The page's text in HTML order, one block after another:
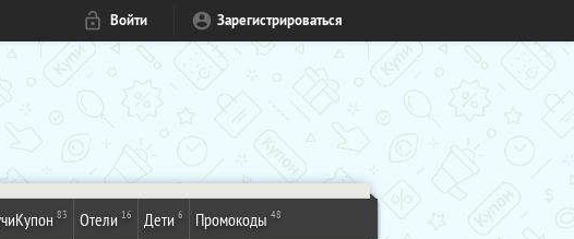
Войти Зарегистрироваться
83 Отели 16 Дети 6 Промокоды 48